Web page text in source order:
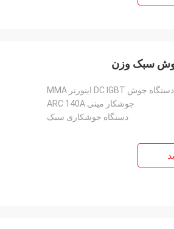
دستگاه جوش DC IGBT اینورتر MMA
جوشکار مینی ARC 140A
دستگاه جوشکاری سبک